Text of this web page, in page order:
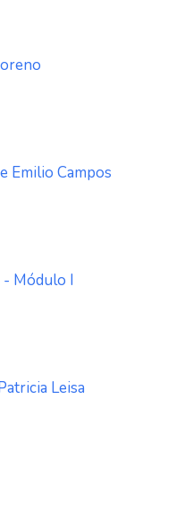
Emilio Campos
- Módulo I
Leisa